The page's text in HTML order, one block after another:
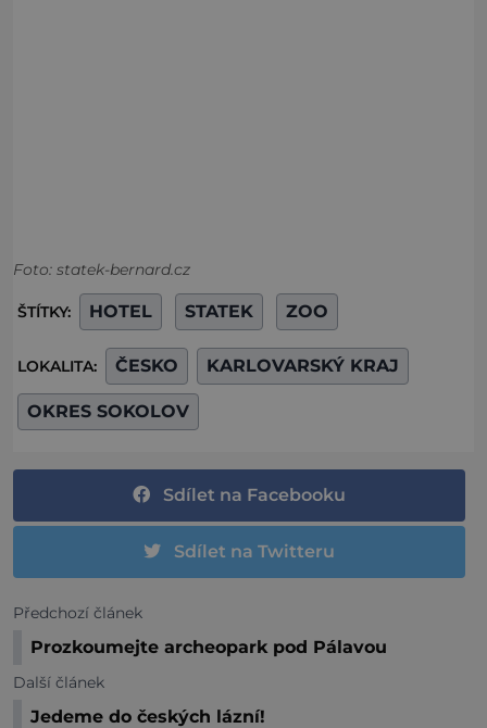
Foto: statek-bernard.cz
ŠTÍTKY: HOTEL STATEK ZOO
LOKALITA: ČESKO KARLOVARSKÝ KRAJ
OKRES SOKOLOV
Sdílet na Facebooku
Sdílet na Twitteru
Předchozí článek
Prozkoumejte archeopark pod Pálavou
Další článek
Jedeme do českých lázní!